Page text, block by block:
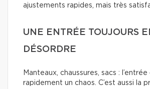
ajustements rapides, mais très
UNE ENTRÉE TOUJOURS
DÉSORDRE
Manteaux, chaussures, sacs :
rapidement un chaos. C’est aussi la